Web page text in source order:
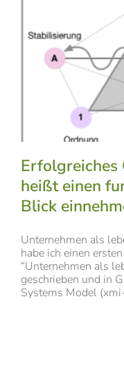
Erfolgreiches
heißt einen
Blick
Unternehmen als
habe ich einen
“Unternehmen als
geschrieben und in
Systems Model